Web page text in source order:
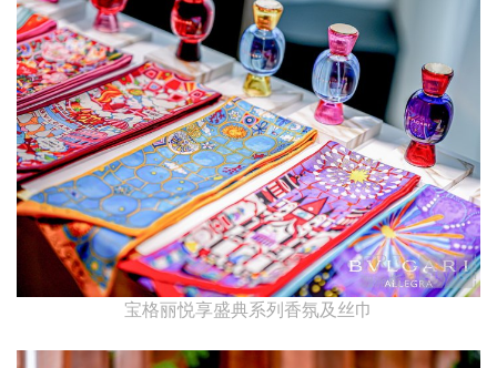
宝格丽悦享盛典系列香氛及丝巾